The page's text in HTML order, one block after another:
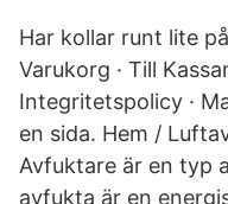
Har kollar runt lite
Varukorg · Till
Integritetspolicy ·
en sida. Hem /
Avfuktare är en typ
avfukta är en